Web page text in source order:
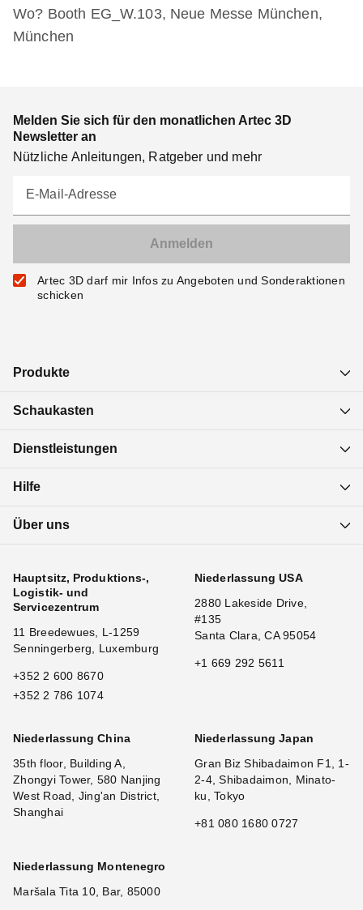
Wo? Booth EG_W.103, Neue Messe München,
München
Melden Sie sich für den monatlichen Artec 3D
Newsletter an
Nützliche Anleitungen, Ratgeber und mehr
E-Mail-Adresse
Artec 3D darf mir Infos zu Angeboten und Sonderaktionen
schicken
Produkte
Schaukasten
Dienstleistungen
Hilfe
Über uns
Hauptsitz, Produktions-,
Logistik- und
Servicezentrum
11 Breedewues, L-1259
Senningerberg, Luxemburg
+352 2 600 8670
+352 2 786 1074
Niederlassung USA
2880 Lakeside Drive,
#135
Santa Clara, CA 95054
+1 669 292 5611
Niederlassung China
35th floor, Building A,
Zhongyi Tower, 580 Nanjing
West Road, Jing'an District,
Shanghai
Niederlassung Japan
Gran Biz Shibadaimon F1, 1-
2-4, Shibadaimon, Minato-
ku, Tokyo
+81 080 1680 0727
Niederlassung Montenegro
Maršala Tita 10, Bar, 85000